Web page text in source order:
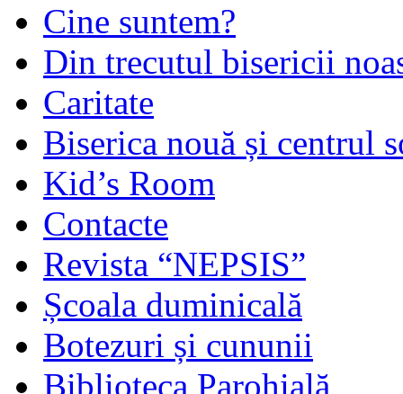
Cine suntem?
Din trecutul bisericii
Caritate
Biserica nouă și centrul
Kid’s Room
Contacte
Revista “NEPSIS”
Școala duminicală
Botezuri și cununii
Biblioteca Parohială